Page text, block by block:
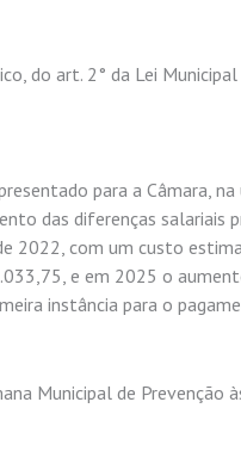
do art. 2° da Lei
para a Câmara,
das diferenças
2022, com um custo
e em 2025 o
instância para o
Municipal de Prevenção